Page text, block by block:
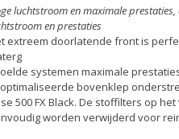
luchtstroom en maximale
en prestaties
extreem doorlatende front is
systemen maximale
bovenklep
500 FX Black. De stoffilters op
worden verwijderd voor